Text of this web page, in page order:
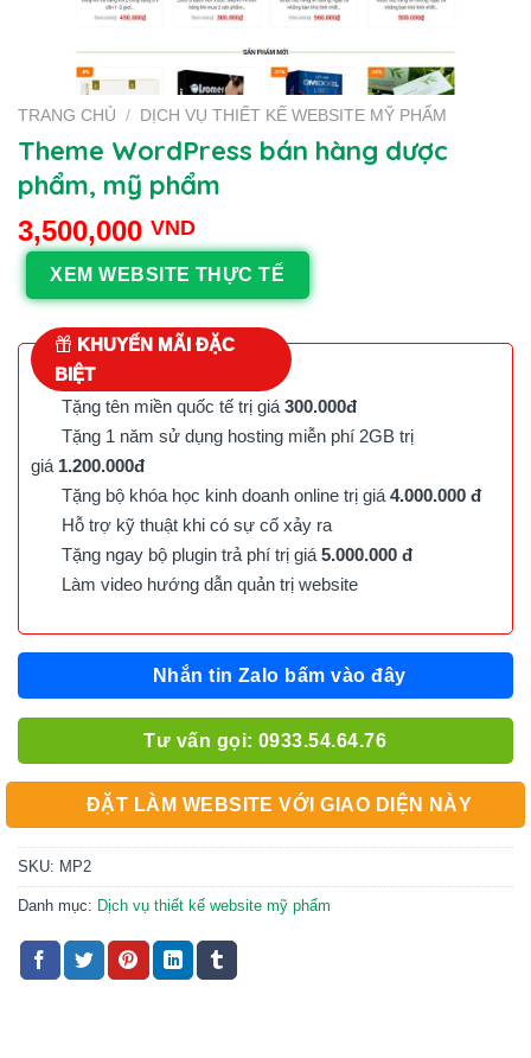
TRANG CHỦ / DỊCH VỤ THIẾT KẾ WEBSITE MỸ PHẨM
Theme WordPress bán hàng dược
phẩm, mỹ phẩm
3,500,000 VND
XEM WEBSITE THỰC TẾ
KHUYẾN MÃI ĐẶC
BIỆT
Tặng tên miền quốc tế trị giá 300.000đ
Tặng 1 năm sử dụng hosting miễn phí 2GB trị
giá 1.200.000đ
Tặng bộ khóa học kinh doanh online trị giá 4.000.000 đ
Hỗ trợ kỹ thuật khi có sự cố xảy ra
Tặng ngay bộ plugin trả phí trị giá 5.000.000 đ
Làm video hướng dẫn quản trị website
Nhắn tin Zalo bấm vào đây
Tư vấn gọi: 0933.54.64.76
ĐẶT LÀM WEBSITE VỚI GIAO DIỆN NÀY
SKU: MP2
Danh mục: Dịch vụ thiết kế website mỹ phẩm